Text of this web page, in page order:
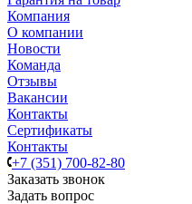
Компания
О компании
Новости
Команда
Отзывы
Вакансии
Контакты
Сертификаты
Контакты
+7 (351) 700-82-80
Заказать звонок
Задать вопрос